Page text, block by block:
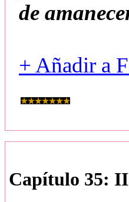
de
+ Añadir a
Capítulo 35: